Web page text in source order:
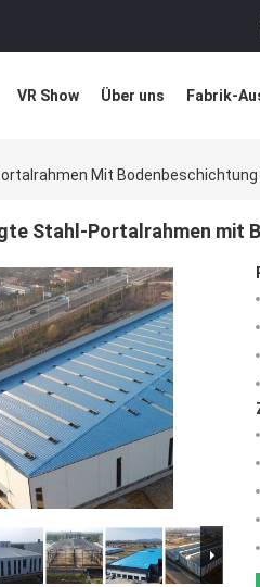
VR Show Über uns Fabrik-
Mit
Stahl-Portalrahmen mit